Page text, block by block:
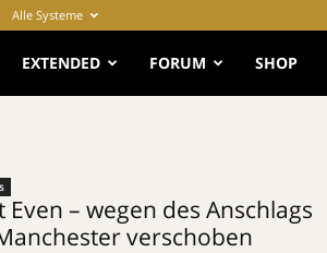
Alle Systeme
EXTENDED FORUM SHOP
Even – wegen des Anschlags
verschoben